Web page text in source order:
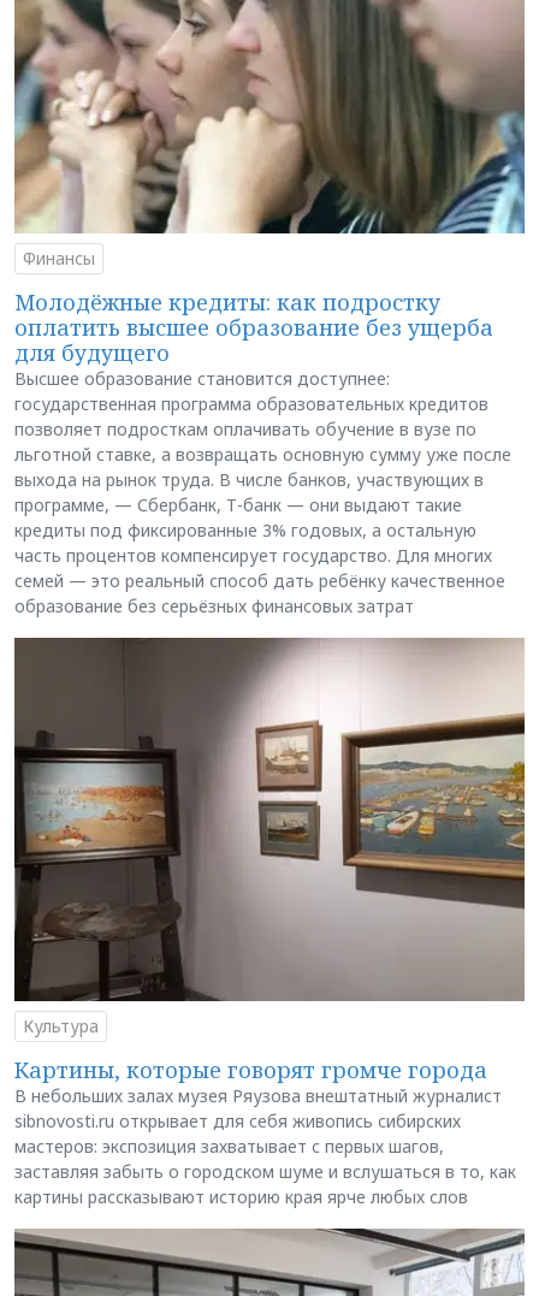
Финансы
Молодёжные кредиты: как подростку
оплатить высшее образование без ущерба
для будущего
Высшее образование становится доступнее:
государственная программа образовательных кредитов
позволяет подросткам оплачивать обучение в вузе по
льготной ставке, а возвращать основную сумму уже после
выхода на рынок труда. В числе банков, участвующих в
программе, — Сбербанк, Т-банк — они выдают такие
кредиты под фиксированные 3% годовых, а остальную
часть процентов компенсирует государство. Для многих
семей — это реальный способ дать ребёнку качественное
образование без серьёзных финансовых затрат
Культура
Картины, которые говорят громче города
В небольших залах музея Ряузова внештатный журналист
sibnovosti.ru открывает для себя живопись сибирских
мастеров: экспозиция захватывает с первых шагов,
заставляя забыть о городском шуме и вслушаться в то, как
картины рассказывают историю края ярче любых слов